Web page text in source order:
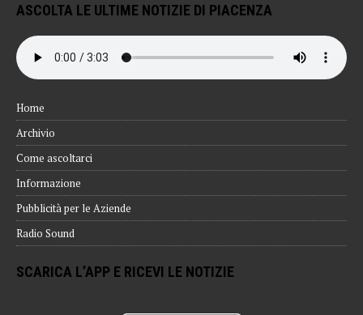
ASCOLTA LE ULTIME NOTIZIE DI PIACENZA
Home
Archivio
Come ascoltarci
Informazione
Pubblicità per le Aziende
Radio Sound
SCARICA L’APP E RICEVI LE NOTIZIE